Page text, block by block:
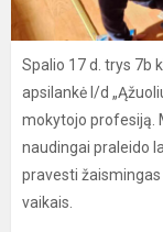
Spalio 17 d. trys 7b
apsilankė l/d
mokytojo profesiją.
naudingai praleido
pravesti
vaikais.